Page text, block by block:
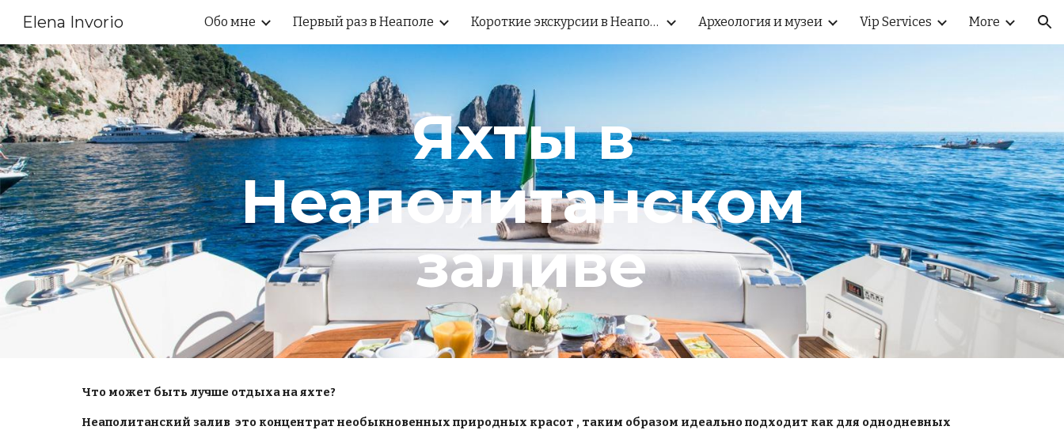
Skip to main content Skip to navigation
Elena Invorio Обо мне Первый раз в Неаполе Короткие экскурсии в Неаполе Археология и музеи Vip Services More
Яхты в
Неаполитанском
заливе
Что может быть лучше отдыха на яхте?
Неаполитанский залив  это концентрат необыкновенных природных красот , таким образом идеально подходит как для однодневных